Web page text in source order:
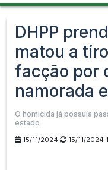
DHPP
matou a
facção por
namorada
O homicida já possuía
estado
15/11/2024 15/11/2024